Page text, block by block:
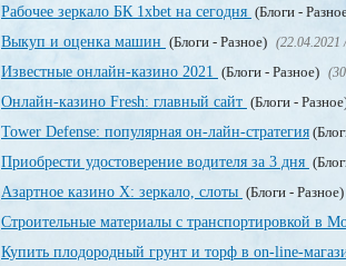
Рабочее зеркало БК 1xbet на сегодня (Блоги -
Выкуп и оценка машин (Блоги - Разное) (22.04.2021
Известные онлайн-казино 2021 (Блоги - Разное)
Онлайн-казино Fresh: главный сайт (Блоги -
Tower Defense: популярная он-лайн-стратегия
Приобрести удостоверение водителя за 3 дня
Азартное казино X: зеркало, слоты (Блоги - Разное)
Строительные материалы с транспортировкой в
Купить плодородный грунт и торф в on-line-